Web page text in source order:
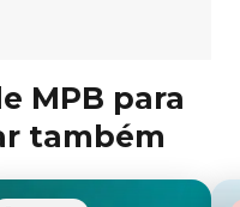
MPB para
também